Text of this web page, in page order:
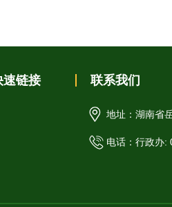
速链接 联系我们
地址：湖南省
电话：行政办